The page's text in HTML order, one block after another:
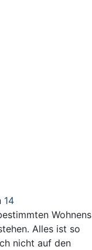
14
Wohnens
Alles ist so
nicht auf den